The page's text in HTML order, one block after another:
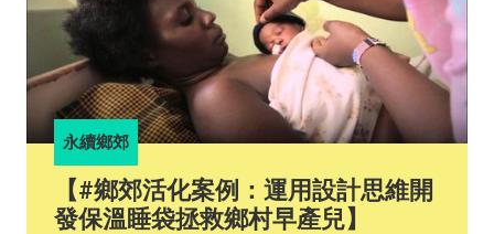
永續鄉郊
【#鄉郊活化案例：運用設計思維開
發保溫睡袋拯救鄉村早產兒】